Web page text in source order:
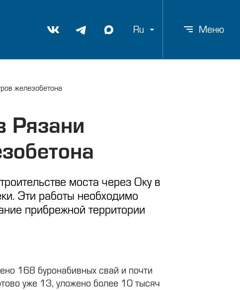
Ru Меню
железобетона
Рязани
моста через Оку в
Эти работы необходимо
прибрежной территории
168 буронабивных свай и почти
уже 13, уложено более 10 тысяч